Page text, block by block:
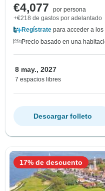
€4,077
por persona
+€218 de gastos por adelantado
Regístrate para acceder a
Precio basado en una
8 may., 2027
7 espacios libres
Descargar folleto
17% de descuento